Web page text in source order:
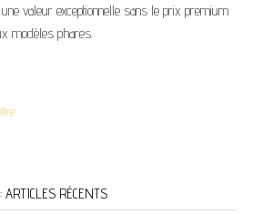
valeur exceptionnelle sans le prix premium
modèles phares.
RÉCENTS